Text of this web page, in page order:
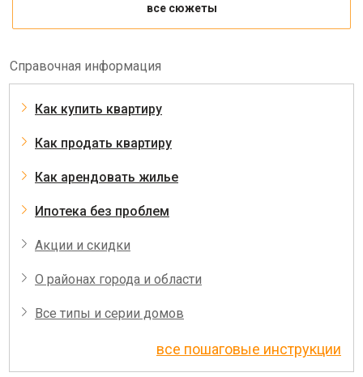
все сюжеты
Справочная информация
Как купить квартиру
Как продать квартиру
Как арендовать жилье
Ипотека без проблем
Акции и скидки
О районах города и области
Все типы и серии домов
все пошаговые инструкции